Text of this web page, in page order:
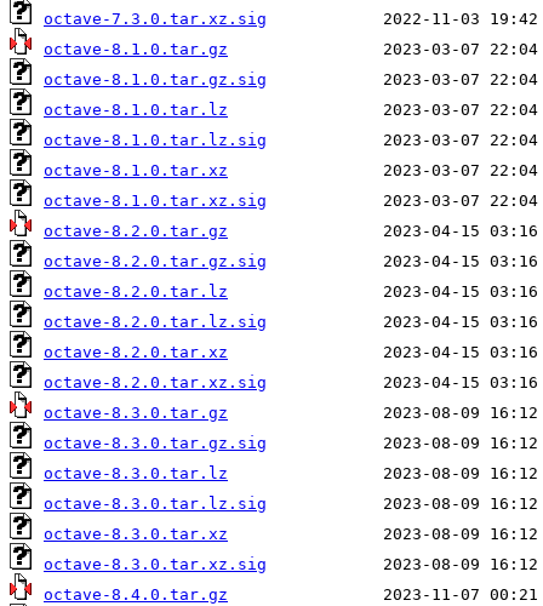
octave-7.3.0.tar.xz.sig
octave-8.1.0.tar.gz
octave-8.1.0.tar.gz.sig
octave-8.1.0.tar.lz
octave-8.1.0.tar.lz.sig
octave-8.1.0.tar.xz
octave-8.1.0.tar.xz.sig
octave-8.2.0.tar.gz
octave-8.2.0.tar.gz.sig
octave-8.2.0.tar.lz
octave-8.2.0.tar.lz.sig
octave-8.2.0.tar.xz
octave-8.2.0.tar.xz.sig
octave-8.3.0.tar.gz
octave-8.3.0.tar.gz.sig
octave-8.3.0.tar.lz
octave-8.3.0.tar.lz.sig
octave-8.3.0.tar.xz
octave-8.3.0.tar.xz.sig
octave-8.4.0.tar.gz